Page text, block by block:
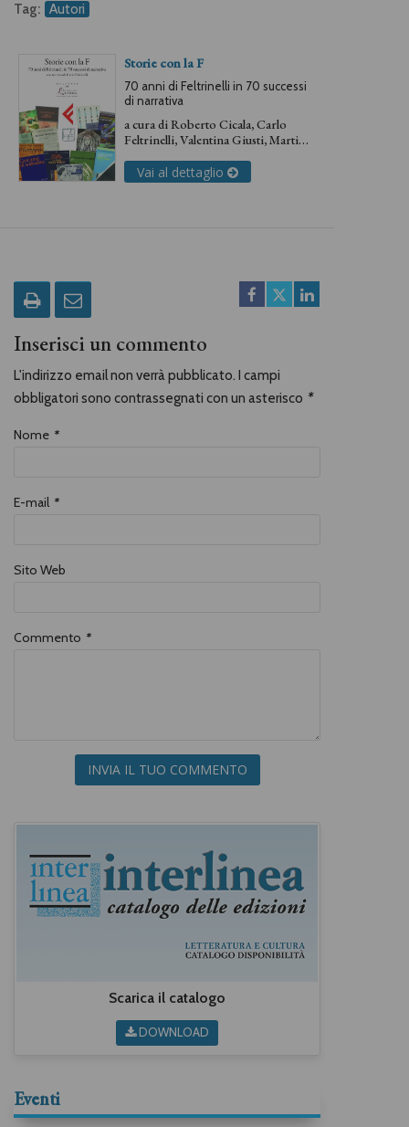
Tag: Autori
Storie con la F
70 anni di Feltrinelli in 70 successi
di narrativa
a cura diRoberto Cicala,Carlo
Feltrinelli,Valentina Giusti,Martina
Vai al dettaglio
Inserisci un commento
L'indirizzo email non verrà pubblicato. I campi
obbligatori sono contrassegnati con un asterisco *
Nome *
E-mail *
Sito Web
Commento *
INVIA IL TUO COMMENTO
Scarica il catalogo
DOWNLOAD
Eventi